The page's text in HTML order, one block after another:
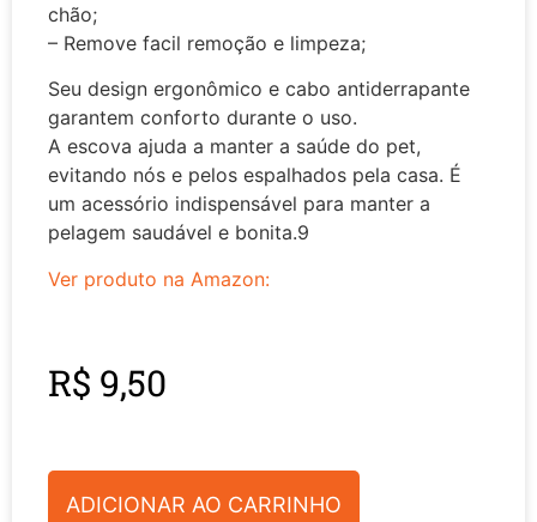
chão;
– Remove facil remoção e limpeza;
Seu design ergonômico e cabo antiderrapante
garantem conforto durante o uso.
A escova ajuda a manter a saúde do pet,
evitando nós e pelos espalhados pela casa. É
um acessório indispensável para manter a
pelagem saudável e bonita.9
Ver produto na Amazon:
R$ 9,50
ADICIONAR AO CARRINHO